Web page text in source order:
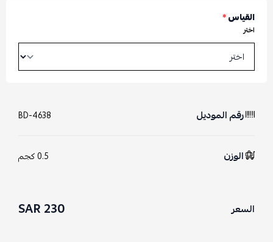
القياس*
اختر
رقم الموديل BD-4638
الوزن 0.5 كجم
السعر 230 SAR